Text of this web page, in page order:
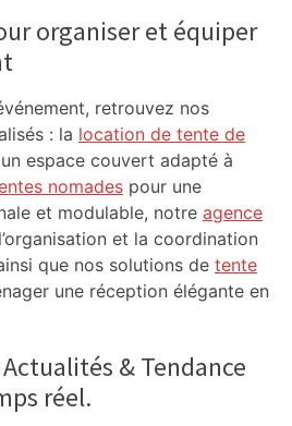
organiser et équiper
retrouvez nos
: la location de tente de
espace couvert adapté à
nomades pour une
et modulable, notre agence
et la coordination
que nos solutions de tente
une réception élégante en
Actualités & Tendance
réel.